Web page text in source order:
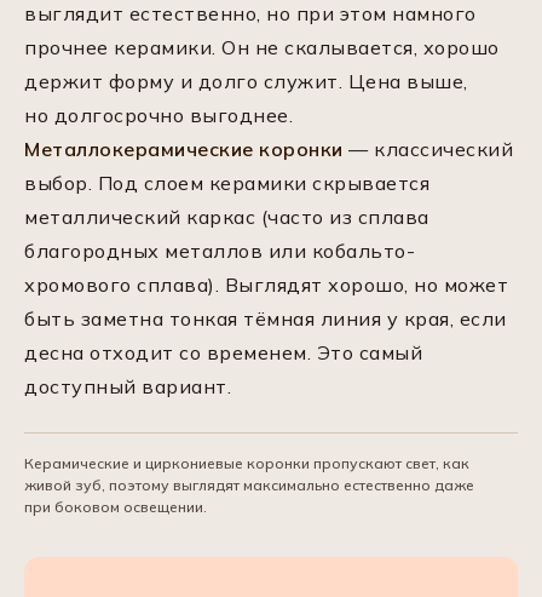
выглядит естественно, но при этом намного
прочнее керамики. Он не скалывается, хорошо
держит форму и долго служит. Цена выше,
но долгосрочно выгоднее.
Металлокерамические коронки — классический
выбор. Под слоем керамики скрывается
металлический каркас (часто из сплава
благородных металлов или кобальто-
хромового сплава). Выглядят хорошо, но может
быть заметна тонкая тёмная линия у края, если
десна отходит со временем. Это самый
доступный вариант.
Керамические и циркониевые коронки пропускают свет, как
живой зуб, поэтому выглядят максимально естественно даже
при боковом освещении.